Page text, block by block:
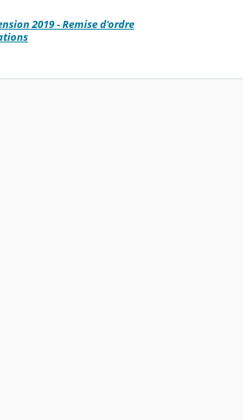
2019 - Remise d'ordre